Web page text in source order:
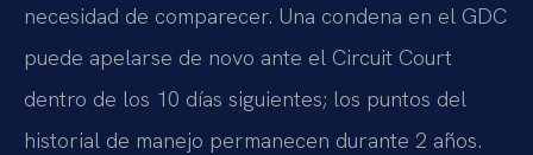
necesidad de comparecer. Una condena en el GDC
puede apelarse de novo ante el Circuit Court
dentro de los 10 días siguientes; los puntos del
historial de manejo permanecen durante 2 años.